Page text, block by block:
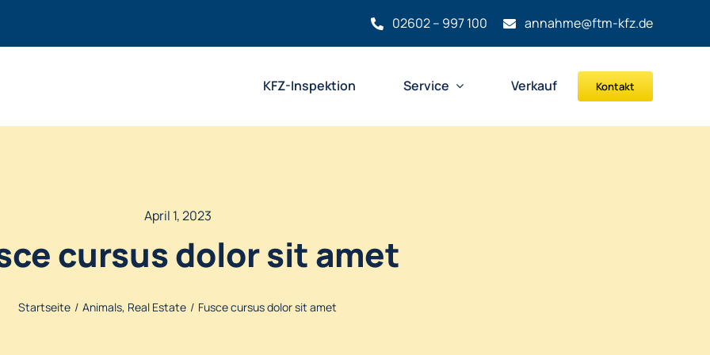
02602 – 997 100 annahme@ftm-kfz.de
KFZ-Inspektion Service Verkauf Kontakt
April 1, 2023
cursus dolor sit amet
Startseite Animals Real Estate Fusce cursus dolor sit amet